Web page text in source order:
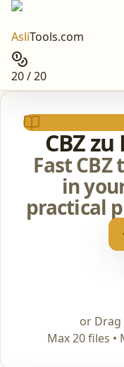
AsliTools.com
20 / 20
CBZ
Fast CBZ
in
practical
or Drag
Max 20 files •